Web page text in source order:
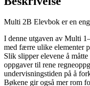
Multi 2B Elevbok er en
I denne utgaven av Multi
med færre ulike elementer
Slik slipper elevene å
oppgaver til rene
undervisningstiden på å
Bøkene gir også mer rom